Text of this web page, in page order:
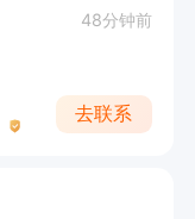
48分钟前
去联系